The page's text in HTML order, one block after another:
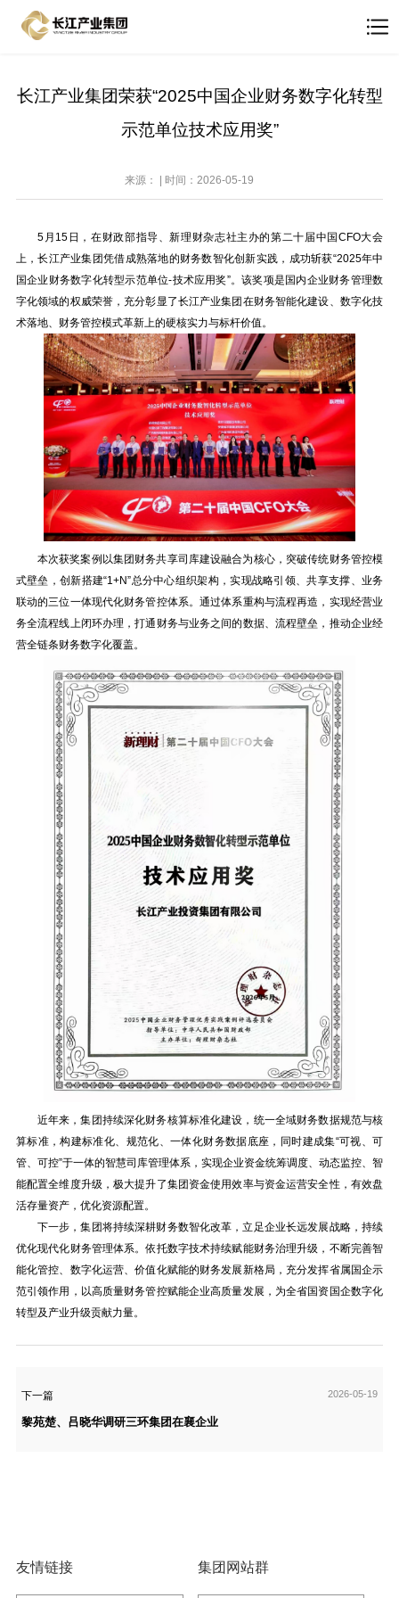
长江产业集团荣获“2025中国企业财务数字化转型
示范单位技术应用奖”
来源： | 时间：2026-05-19
5月15日，在财政部指导、新理财杂志社主办的第二十届中国CFO大会
上，长江产业集团凭借成熟落地的财务数智化创新实践，成功斩获“2025年中
国企业财务数字化转型示范单位-技术应用奖”。该奖项是国内企业财务管理数
字化领域的权威荣誉，充分彰显了长江产业集团在财务智能化建设、数字化技
术落地、财务管控模式革新上的硬核实力与标杆价值。
本次获奖案例以集团财务共享司库建设融合为核心，突破传统财务管控模
式壁垒，创新搭建“1+N”总分中心组织架构，实现战略引领、共享支撑、业务
联动的三位一体现代化财务管控体系。通过体系重构与流程再造，实现经营业
务全流程线上闭环办理，打通财务与业务之间的数据、流程壁垒，推动企业经
营全链条财务数字化覆盖。
近年来，集团持续深化财务核算标准化建设，统一全域财务数据规范与核
算标准，构建标准化、规范化、一体化财务数据底座，同时建成集“可视、可
管、可控”于一体的智慧司库管理体系，实现企业资金统筹调度、动态监控、智
能配置全维度升级，极大提升了集团资金使用效率与资金运营安全性，有效盘
活存量资产，优化资源配置。
下一步，集团将持续深耕财务数智化改革，立足企业长远发展战略，持续
优化现代化财务管理体系。依托数字技术持续赋能财务治理升级，不断完善智
能化管控、数字化运营、价值化赋能的财务发展新格局，充分发挥省属国企示
范引领作用，以高质量财务管控赋能企业高质量发展，为全省国资国企数字化
转型及产业升级贡献力量。
下一篇 2026-05-19
黎苑楚、吕晓华调研三环集团在襄企业
友情链接 集团网站群